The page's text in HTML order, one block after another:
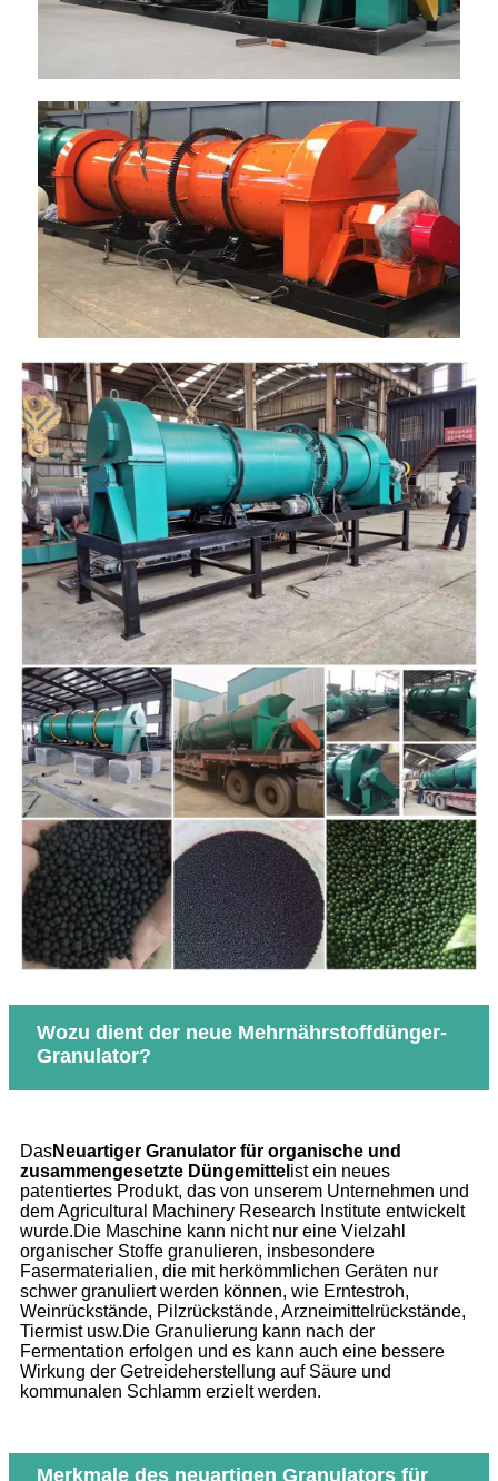
Wozu dient der neue Mehrnährstoffdünger-
Granulator?
DasNeuartiger Granulator für organische und
zusammengesetzte Düngemittel ist ein neues
patentiertes Produkt, das von unserem Unternehmen und
dem Agricultural Machinery Research Institute entwickelt
wurde.Die Maschine kann nicht nur eine Vielzahl
organischer Stoffe granulieren, insbesondere
Fasermaterialien, die mit herkömmlichen Geräten nur
schwer granuliert werden können, wie Erntestroh,
Weinrückstände, Pilzrückstände, Arzneimittelrückstände,
Tiermist usw.Die Granulierung kann nach der
Fermentation erfolgen und es kann auch eine bessere
Wirkung der Getreideherstellung auf Säure und
kommunalen Schlamm erzielt werden.
Merkmale des neuartigen Granulators für